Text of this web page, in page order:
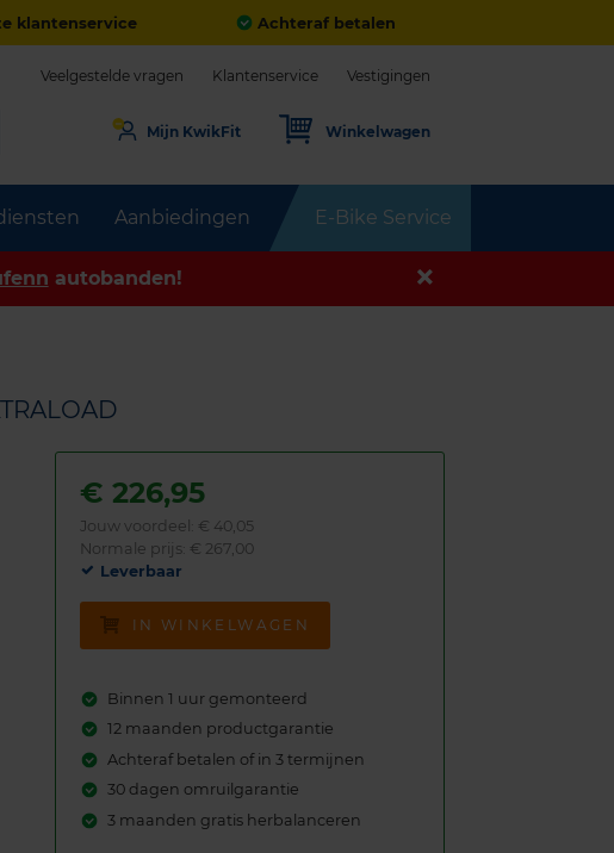
klantenservice Achteraf betalen
Aanbiedingen E-Bike Service
Veelgestelde vragen Klantenservice Vestigingen
Mijn KwikFit Winkelwagen
autobanden!
€226,95
Jouw voordeel: € 40,05
Normale prijs: € 267,00
Leverbaar
IN WINKELWAGEN
Binnen 1 uur gemonteerd
12 maanden productgarantie
Achteraf betalen of in 3 termijnen
30 dagen omruilgarantie
3 maanden gratis herbalanceren